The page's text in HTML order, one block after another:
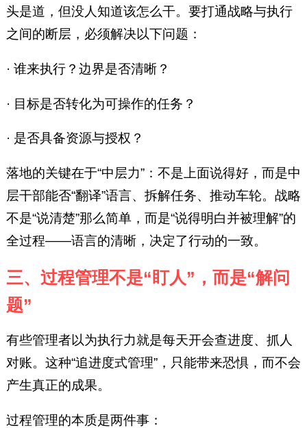
头是道，但没人知道该怎么干。要打通战略与执行
之间的断层，必须解决以下问题：
· 谁来执行？边界是否清晰？
· 目标是否转化为可操作的任务？
· 是否具备资源与授权？
落地的关键在于“中层力”：不是上面说得好，而是中
层干部能否“翻译”语言、拆解任务、推动车轮。战略
不是“说清楚”那么简单，而是“说得明白并被理解”的
全过程——语言的清晰，决定了行动的一致。
三、过程管理不是“盯人”，而是“解问
题”
有些管理者以为执行力就是每天开会查进度、抓人
对账。这种“追进度式管理”，只能带来恐惧，而不会
产生真正的成果。
过程管理的本质是两件事：